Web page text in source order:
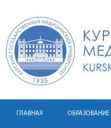
ГЛАВНАЯ ОБРАЗОВАНИЕ